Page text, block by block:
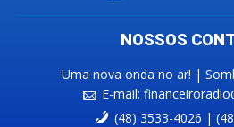
NOSSOS
Uma nova onda no ar! |
E-mail:
(48) 3533-4026 |